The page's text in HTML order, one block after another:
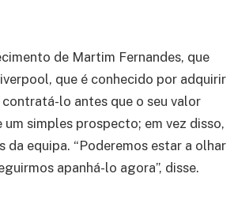
de Martim Fernandes, que
que é conhecido por adquirir
lo antes que o seu valor
simples prospecto; em vez disso,
equipa. “Poderemos estar a olhar
apanhá-lo agora”, disse.